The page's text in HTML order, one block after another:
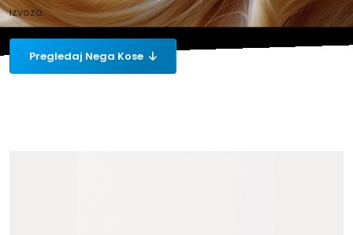
izvoza.
Pregledaj Nega Kose